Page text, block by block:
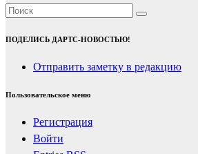
ПОДЕЛИСЬ ДАРТС-НОВОСТЬЮ!
Отправить заметку в редакцию
Пользовательское меню
Регистрация
Войти